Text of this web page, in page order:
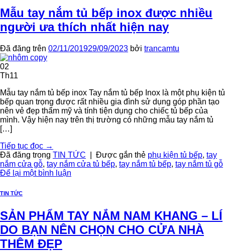
Mẫu tay nắm tủ bếp inox được nhiều
người ưa thích nhất hiện nay
Đã đăng trên 02/11/201929/09/2023 bởi trancamtu
02
Th11
Mẫu tay nắm tủ bếp inox Tay nắm tủ bếp Inox là một phụ kiện tủ
bếp quan trọng được rất nhiều gia đình sử dụng góp phần tạo
nên vẻ đẹp thẩm mỹ và tính tiện dụng cho chiếc tủ bếp của
mình. Vậy hiện nay trên thị trường có những mẫu tay nắm tủ
[…]
Tiếp tục đọc →
Đã đăng trong TIN TỨC Được gắn thẻ phụ kiện tủ bếp, tay
nắm cửa gỗ, tay nắm cửa tủ bếp, tay nắm tủ bếp, tay nắm tủ gỗ
Để lại một bình luận
TIN TỨC
SẢN PHẨM TAY NẮM NAM KHANG – LÍ
DO BẠN NÊN CHỌN CHO CỬA NHÀ
THÊM ĐẸP